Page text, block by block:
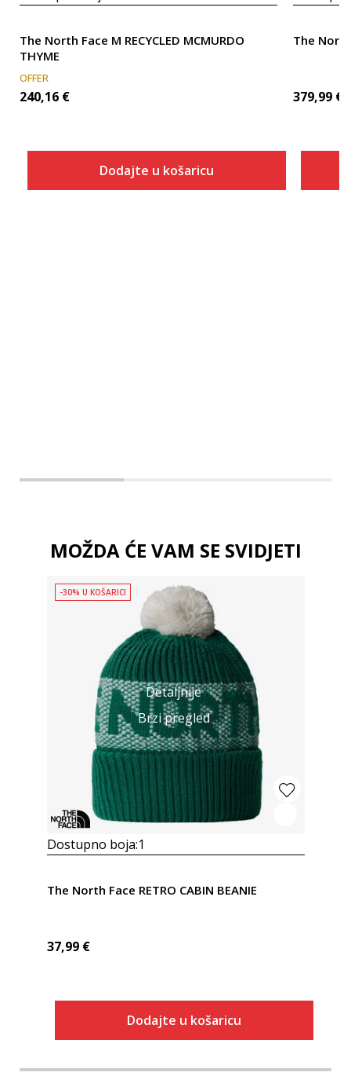
The North Face M RECYCLED MCMURDO
THYME
OFFER
240,16 €
Dodajte u košaricu
The North
379,99 €
MOŽDA ĆE VAM SE SVIDJETI
Detaljnije
Brzi pregled
-30% U KOŠARICI
Dostupno boja:1
The North Face RETRO CABIN BEANIE
37,99 €
Dodajte u košaricu